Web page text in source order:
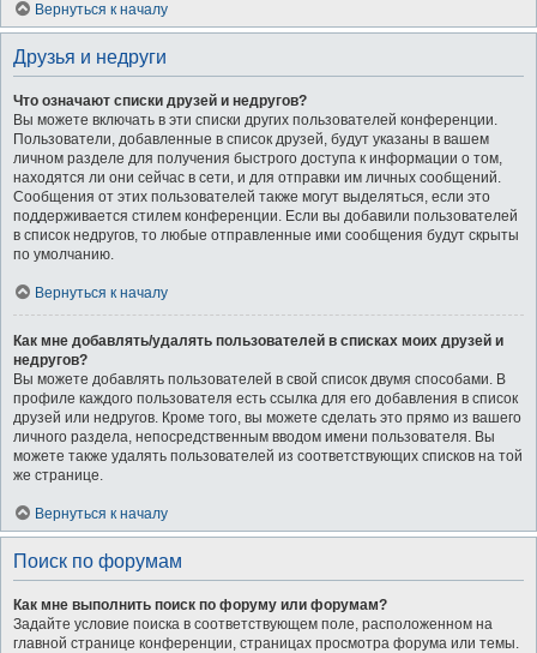
Вернуться к началу
Друзья и недруги
Что означают списки друзей и недругов?
Вы можете включать в эти списки других пользователей конференции.
Пользователи, добавленные в список друзей, будут указаны в вашем
личном разделе для получения быстрого доступа к информации о том,
находятся ли они сейчас в сети, и для отправки им личных сообщений.
Сообщения от этих пользователей также могут выделяться, если это
поддерживается стилем конференции. Если вы добавили пользователей
в список недругов, то любые отправленные ими сообщения будут скрыты
по умолчанию.
Вернуться к началу
Как мне добавлять/удалять пользователей в списках моих друзей и
недругов?
Вы можете добавлять пользователей в свой список двумя способами. В
профиле каждого пользователя есть ссылка для его добавления в список
друзей или недругов. Кроме того, вы можете сделать это прямо из вашего
личного раздела, непосредственным вводом имени пользователя. Вы
можете также удалять пользователей из соответствующих списков на той
же странице.
Вернуться к началу
Поиск по форумам
Как мне выполнить поиск по форуму или форумам?
Задайте условие поиска в соответствующем поле, расположенном на
главной странице конференции, страницах просмотра форума или темы.